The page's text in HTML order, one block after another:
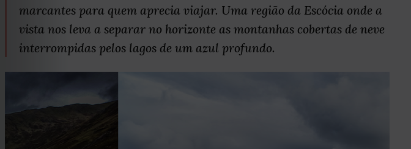
marcantes para quem aprecia viajar. Uma região da Escócia onde a
vista nos leva a separar no horizonte as montanhas cobertas de neve
interrompidas pelos lagos de um azul profundo.